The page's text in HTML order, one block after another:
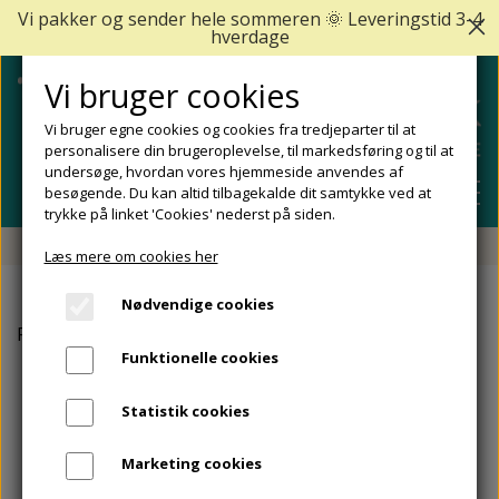
SHOP
FODCREMER
NEGLESVAMP
REDSKABER TIL FODPLEJE OG NEGLEPLEJE
FODFILE OG FODHØVLE
SÅLER, FODINDLÆG OG AFLASTNINGER
FODPROBLEMER
APOFYSITIS CALCANEI/SEVERS SYNDROM
REJSESTØRRELSER
MÆRKER
Fri fragt fra 499 DKK - Levering 1-2 hverdage
Forside
Vi bruger cookies
Vi bruger egne cookies og cookies fra tredjeparter til at
personalisere din brugeroplevelse, til markedsføring og til at
undersøge, hvordan vores hjemmeside anvendes af
besøgende. Du kan altid tilbagekalde dit samtykke ved at
trykke på linket 'Cookies' nederst på siden.
Læs mere om cookies her
Nødvendige cookies
Funktionelle cookies
Statistik cookies
Marketing cookies
Vi pakker og sender hele sommeren 🌞 Leveringstid 3-4
hverdage